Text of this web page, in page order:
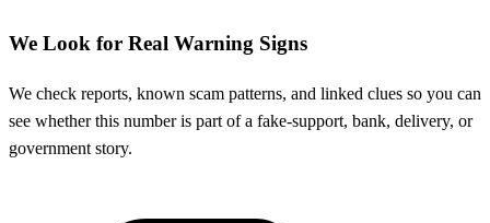
We Look for Real Warning Signs
We check reports, known scam patterns, and linked clues so you can
see whether this number is part of a fake-support, bank, delivery, or
government story.